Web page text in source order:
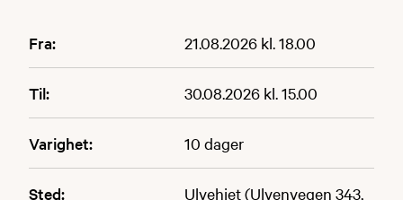
Fra: 21.08.2026 kl. 18.00
Til: 30.08.2026 kl. 15.00
Varighet: 10 dager
Sted:
Ulvehiet (Ulvenvegen 343,